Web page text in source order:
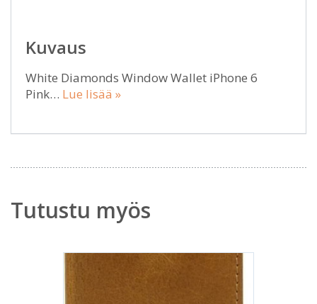
Kuvaus
White Diamonds Window Wallet iPhone 6
Pink… Lue lisää »
Tutustu myös